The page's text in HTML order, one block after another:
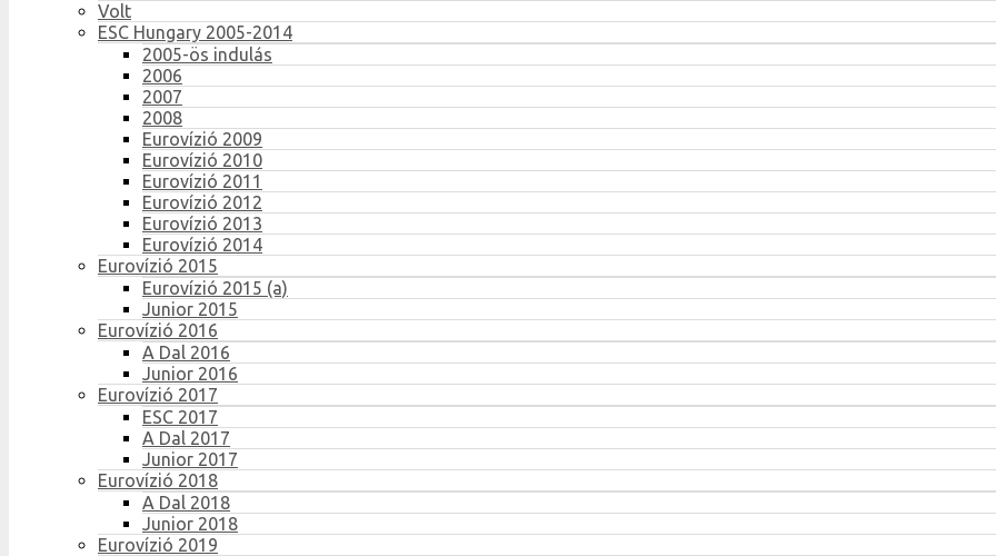
Volt
ESC Hungary 2005-2014
2005-ös indulás
2006
2007
2008
Eurovízió 2009
Eurovízió 2010
Eurovízió 2011
Eurovízió 2012
Eurovízió 2013
Eurovízió 2014
Eurovízió 2015
Eurovízió 2015 (a)
Junior 2015
Eurovízió 2016
A Dal 2016
Junior 2016
Eurovízió 2017
ESC 2017
A Dal 2017
Junior 2017
Eurovízió 2018
A Dal 2018
Junior 2018
Eurovízió 2019